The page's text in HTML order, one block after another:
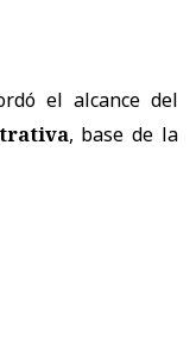
el alcance del
, base de la